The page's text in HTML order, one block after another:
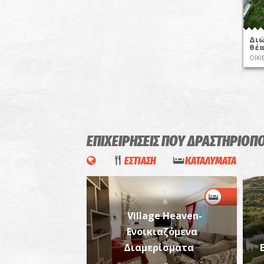
ΕΠΙΧΕΙΡΗΣΕΙΣ ΠΟΥ
ΕΣΤΙΑΣΗ ΚΑΤΑΛΥΜΑΤΑ
Village Heaven-
Ενοικιαζόμενα
Διαμερίσματα